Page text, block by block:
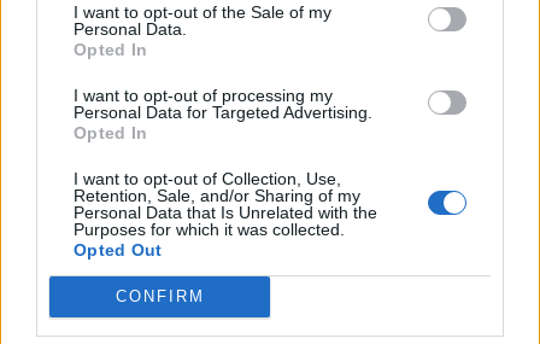
I want to opt-out of the Sale of my
Personal Data.
Opted In
I want to opt-out of processing my
Personal Data for Targeted Advertising.
Opted In
I want to opt-out of Collection, Use,
Retention, Sale, and/or Sharing of my
Personal Data that Is Unrelated with the
Purposes for which it was collected.
Opted Out
CONFIRM
Accedioregistratiper commentare questo
articolo.
L'email è richiesta ma non verrà mostrata ai visitatori. Il contenuto di questo
commento esprime il pensiero dell'autore e non rappresenta la linea editoriale
di VareseNews.it, che rimane autonoma e indipendente. I messaggi inclusi nei
commenti non sono testi giornalistici, ma post inviati dai singoli lettori che
possono essere automaticamente pubblicati senza filtro preventivo. I commenti
che includano uno o più link a siti esterni verranno rimossi in automatico dal
sistema.